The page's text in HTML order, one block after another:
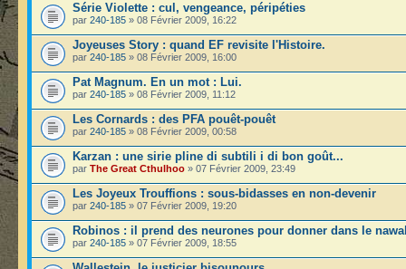
Série Violette : cul, vengeance, péripéties
par 240-185 » 08 Février 2009, 16:22
Joyeuses Story : quand EF revisite l'Histoire.
par 240-185 » 08 Février 2009, 16:00
Pat Magnum. En un mot : Lui.
par 240-185 » 08 Février 2009, 11:12
Les Cornards : des PFA pouêt-pouêt
par 240-185 » 08 Février 2009, 00:58
Karzan : une sirie pline di subtili i di bon goût...
par The Great Cthulhoo » 07 Février 2009, 23:49
Les Joyeux Trouffions : sous-bidasses en non-devenir
par 240-185 » 07 Février 2009, 19:20
Robinos : il prend des neurones pour donner dans le
par 240-185 » 07 Février 2009, 18:55